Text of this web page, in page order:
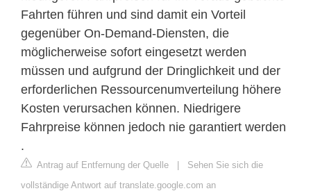
Fahrten führen und sind damit ein Vorteil
gegenüber On-Demand-Diensten, die
möglicherweise sofort eingesetzt werden
müssen und aufgrund der Dringlichkeit und der
erforderlichen Ressourcenumverteilung höhere
Kosten verursachen können. Niedrigere
Fahrpreise können jedoch nie garantiert werden
.
Antrag auf Entfernung der Quelle | Sehen Sie sich die
vollständige Antwort auf translate.google.com an